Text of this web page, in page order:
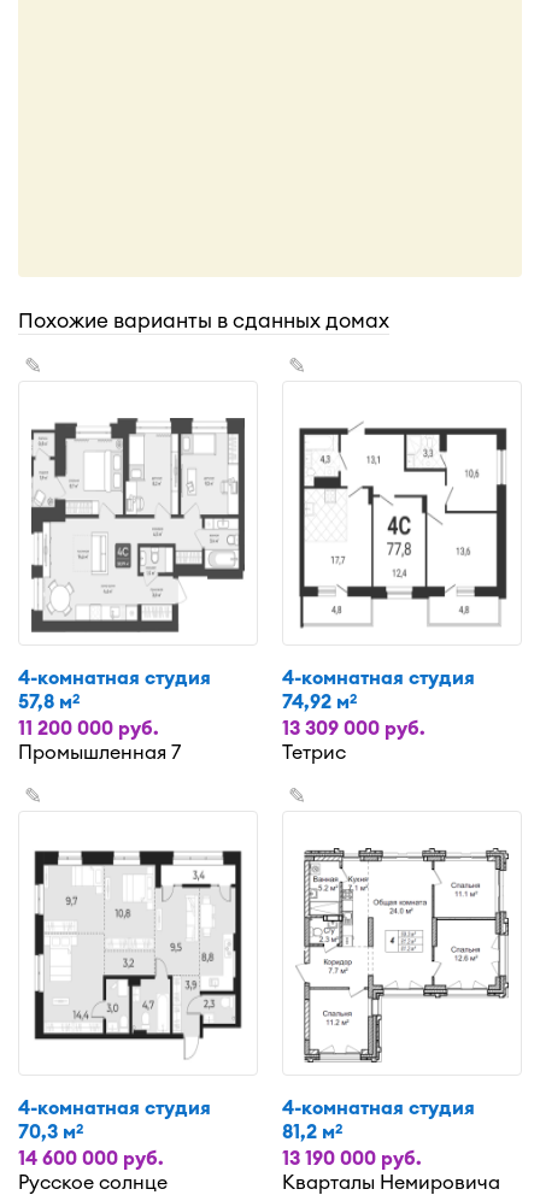
Похожие варианты в сданных домах
✎
4-комнатная студия
57,8 м2
11 200 000 руб.
Промышленная 7
✎
4-комнатная студия
74,92 м2
13 309 000 руб.
Тетрис
✎
4-комнатная студия
70,3 м2
14 600 000 руб.
Русское солнце
✎
4-комнатная студия
81,2 м2
13 190 000 руб.
Кварталы Немировича